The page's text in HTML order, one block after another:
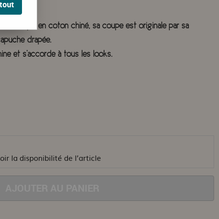
tunique en coton chiné, sa coupe est originale par sa
drapée.
et s'accorde à tous les looks.
la disponibilité de l’article